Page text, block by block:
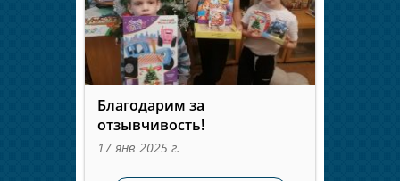
Благодарим за
отзывчивость!
17 янв 2025 г.